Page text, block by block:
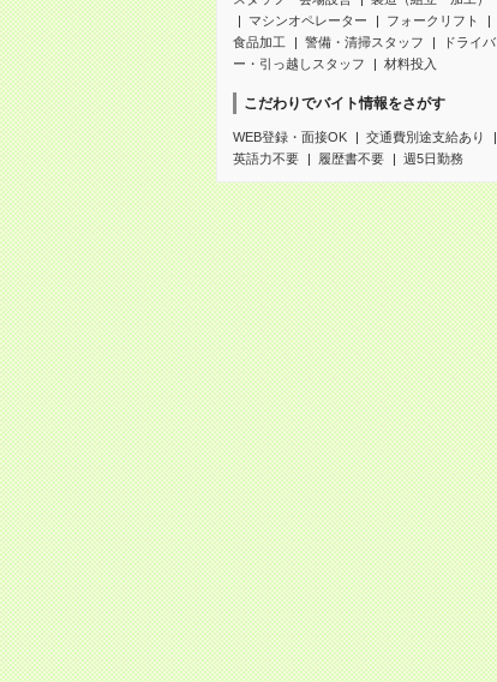
マシンオペレーター
フォークリフト
食品加工
警備・清掃スタッフ
ドライバ
ー・引っ越しスタッフ
材料投入
こだわりでバイト情報をさがす
WEB登録・面接OK
交通費別途支給あり
英語力不要
履歴書不要 週5日勤務